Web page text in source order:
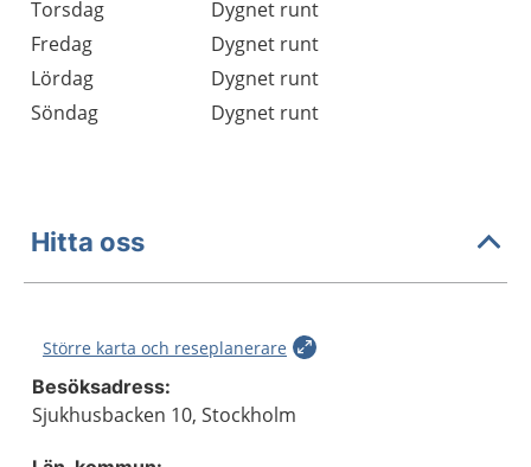
Torsdag
Dygnet runt
Fredag
Dygnet runt
Lördag
Dygnet runt
Söndag
Dygnet runt
Hitta oss
Större karta och reseplanerare
Besöksadress:
Sjukhusbacken 10, Stockholm